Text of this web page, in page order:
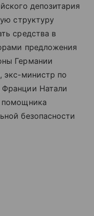
депозитария
структуру
средства в
предложения
Германии
экс-министр по
Натали
помощника
безопасности